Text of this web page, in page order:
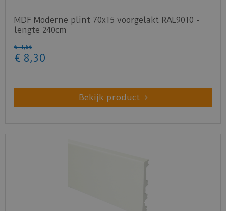
MDF Moderne plint 70x15 voorgelakt RAL9010 -
lengte 240cm
€ 11,66
€ 8,30
Bekijk product